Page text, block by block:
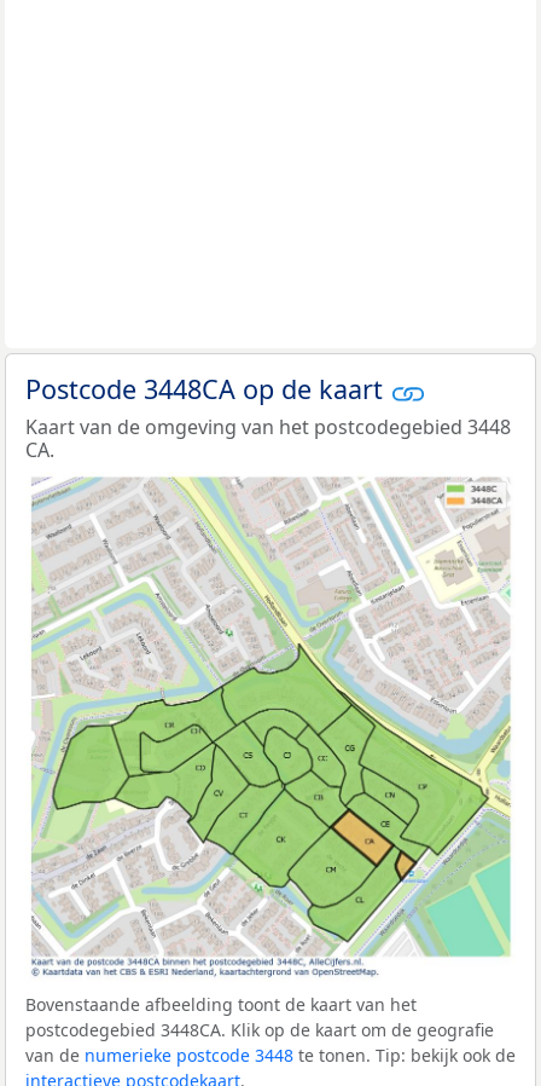
Postcode 3448CA op de kaart
Kaart van de omgeving van het postcodegebied 3448
CA.
Bovenstaande afbeelding toont de kaart van het
postcodegebied 3448CA. Klik op de kaart om de geografie
van de numerieke postcode 3448 te tonen. Tip: bekijk ook de
interactieve postcodekaart.